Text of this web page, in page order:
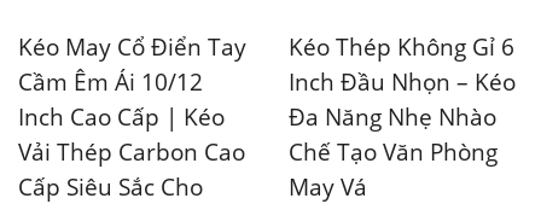
Kéo May Cổ Điển Tay
Cầm Êm Ái 10/12
Inch Cao Cấp | Kéo
Vải Thép Carbon Cao
Cấp Siêu Sắc Cho
Kéo Thép Không Gỉ 6
Inch Đầu Nhọn – Kéo
Đa Năng Nhẹ Nhào
Chế Tạo Văn Phòng
May Vá